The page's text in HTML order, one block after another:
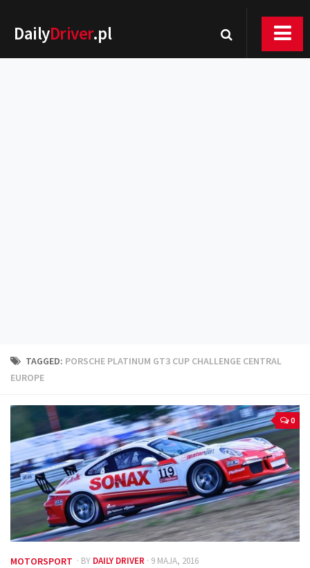
DailyDriver.pl
Technika jazdy
Oświetlenie
Kalkulatory
Przelicznik mocy
Auto z niemiec
Galerie
TAGGED: PORSCHE PLATINUM GT3 CUP CHALLENGE CENTRAL
EUROPE
0
MOTORSPORT · BY DAILY DRIVER · 9 MAJA, 2016